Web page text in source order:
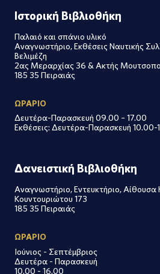
Ιστορική Βιβλιοθήκη
Παλαιό και σπάνιο υλικό
Αναγνωστήριο, Εκθέσεις Ναυτικής
Βελιμέζη
2ας Μεραρχίας 36 & Ακτής
185 35 Πειραιάς
ΩΡΑΡΙΟ
Δευτέρα-Παρασκευή 09.00 – 17.00
Εκθέσεις: Δευτέρα-Παρασκευή 10.00-
Δανειστική Βιβλιοθήκη
Αναγνωστήριο, Εντευκτήριο,
Κουντουριώτου 173
185 35 Πειραιάς
ΩΡΑΡΙΟ
Ιούνιος - Σεπτέμβριος
Δευτέρα - Παρασκευή
10.00 - 16.00